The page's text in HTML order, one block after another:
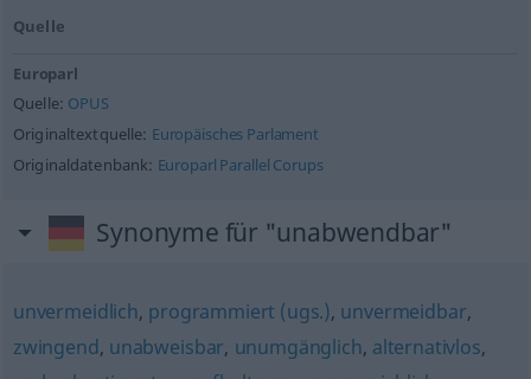
Quelle
Europarl
Quelle: OPUS
Originaltextquelle: Europäisches Parlament
Originaldatenbank: Europarl Parallel Corups
Synonyme für "unabwendbar"
unvermeidlich, programmiert (ugs.), unvermeidbar,
zwingend, unabweisbar, unumgänglich, alternativlos,